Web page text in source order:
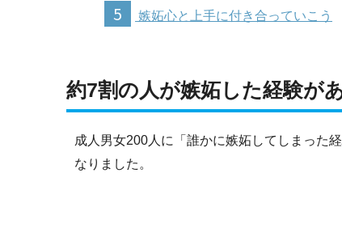
5 嫉妬心と上手に付き合っていこう
約7割の人が嫉妬した経験が
成人男女200人に「誰かに嫉妬してしまった
なりました。